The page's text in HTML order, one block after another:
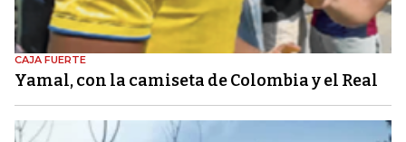
CAJA FUERTE
Yamal, con la camiseta de Colombia y el Real